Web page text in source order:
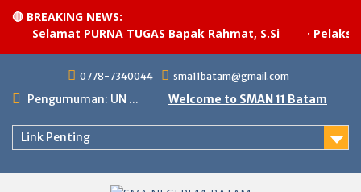
🔴 BREAKING NEWS:
Selamat PURNA TUGAS Bapak Rahmat, S.Si
content
0778-7340044 sma11batam@gmail.com
Pengumuman: UN ... Welcome to SMAN 11 Batam
Link Penting